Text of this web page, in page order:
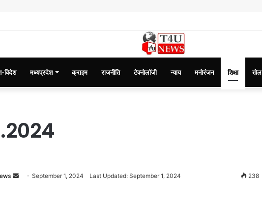
विदेश मध्यप्रदेश क्राइम राजनीति टेक्नोलॉजी न्याय मनोरंजन शिक्षा खेल
September 1, 2024 Last Updated: September 1, 2024 238